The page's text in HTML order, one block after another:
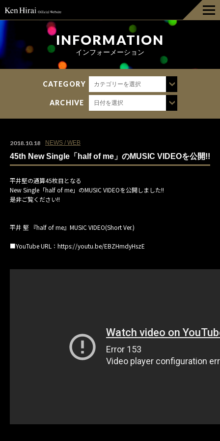
INFORMATION
DISCOGRAPHY
BIOGRAPHY
GOODS
FAN CLUB
MAIL MAGAZINE
CONTACT
INFORMATION
インフォーメーション
CATEGORY カテゴリーを選択
ARCHIVE 日付を選択
2018.10.18 NEWS / WEB
45th New Single「half of me」のMUSIC VIDEOを公開!!
平井堅の通算45枚目となる
New Single「half of me」のMUSIC VIDEOを公開しました!!
是非ご覧ください!!
平井 堅 『half of me』MUSIC VIDEO(Short Ver.)
■YouTube URL：https://youtu.be/EBZHmdyHszE